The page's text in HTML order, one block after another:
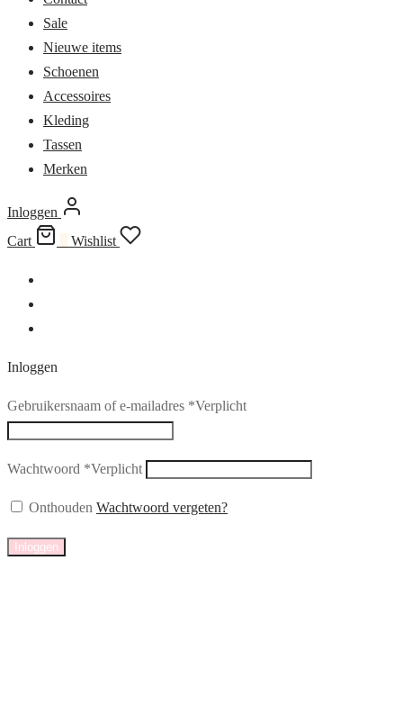
Sale
Nieuwe items
Schoenen
Accessoires
Kleding
Tassen
Merken
Inloggen
Cart
Wishlist
Inloggen
Gebruikersnaam of e-mailadres *Verplicht
Wachtwoord *Verplicht
Onthouden Wachtwoord vergeten?
Inloggen